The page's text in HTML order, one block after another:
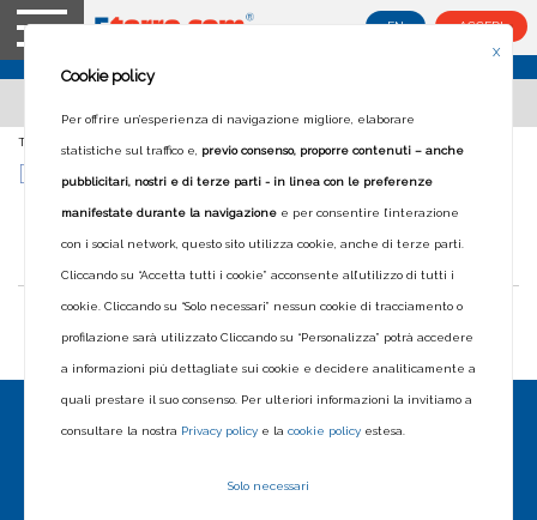
EN ACCEDI
Ti trovi in:
DETTAGLIO NOTIZIE
X
Cookie policy
Per offrire un’esperienza di navigazione migliore, elaborare
statistiche sul traffico e, previo consenso, proporre contenuti – anche
pubblicitari, nostri e di terze parti - in linea con le preferenze
manifestate durante la navigazione e per consentire l’interazione
con i social network, questo sito utilizza cookie, anche di terze parti.
Cliccando su “Accetta tutti i cookie” acconsente all’utilizzo di tutti i
cookie. Cliccando su “Solo necessari” nessun cookie di tracciamento o
profilazione sarà utilizzato Cliccando su “Personalizza” potrà accedere
a informazioni più dettagliate sui cookie e decidere analiticamente a
quali prestare il suo consenso. Per ulteriori informazioni la invitiamo a
consultare la nostra Privacy policy e la cookie policy estesa.
Solo necessari